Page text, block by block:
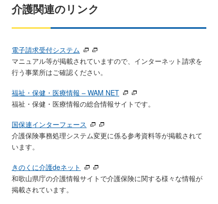
介護関連のリンク
電子請求受付システム
マニュアル等が掲載されていますので、インターネット請求を
行う事業所はご確認ください。
福祉・保健・医療情報 – WAM NET
福祉・保健・医療情報の総合情報サイトです。
国保連インターフェース
介護保険事務処理システム変更に係る参考資料等が掲載されて
います。
きのくに介護deネット
和歌山県庁の介護情報サイトで介護保険に関する様々な情報が
掲載されています。